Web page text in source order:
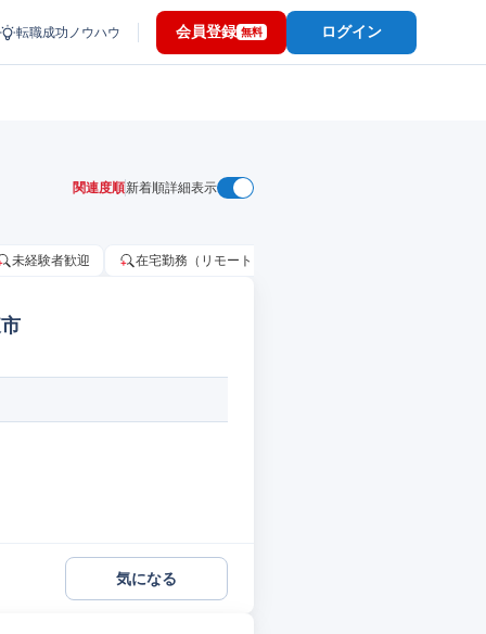
転職成功ノウハウ 会員登録 無料 ログイン
関連度順新着順詳細表示
未経験者歓迎 在宅勤務（リモートワーク）OK
気になる